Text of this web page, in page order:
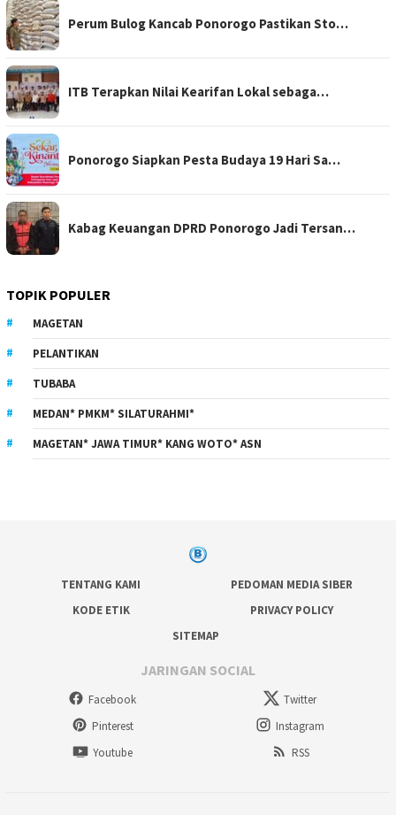
Perum Bulog Kancab Ponorogo Pastikan Sto…
ITB Terapkan Nilai Kearifan Lokal sebaga…
Ponorogo Siapkan Pesta Budaya 19 Hari Sa…
Kabag Keuangan DPRD Ponorogo Jadi Tersan…
TOPIK POPULER
MAGETAN
PELANTIKAN
TUBABA
MEDAN* PMKM* SILATURAHMI*
MAGETAN* JAWA TIMUR* KANG WOTO* ASN
TENTANG KAMI
PEDOMAN MEDIA SIBER
KODE ETIK
PRIVACY POLICY
SITEMAP
JARINGAN SOCIAL
Facebook
Twitter
Pinterest
Instagram
Youtube
RSS